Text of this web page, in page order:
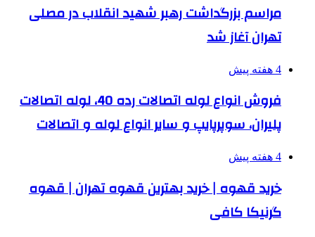
مراسم بزرگداشت رهبر شهید انقلاب در مصلی
تهران آغاز شد
4 هفته پیش
فروش انواع لوله اتصالات رده 40، لوله اتصالات
پلیران، سوپرپایپ و سایر انواع لوله و اتصالات
4 هفته پیش
خرید قهوه | خرید بهترین قهوه تهران | قهوه
گرنیکا کافی